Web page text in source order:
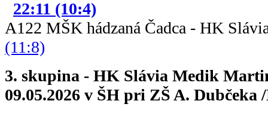
22:11 (10:4)
A122 MŠK hádzaná Čadca - HK
(11:8)
3. skupina - HK Slávia Medik
09.05.2026 v ŠH pri ZŠ A. Dubčeka